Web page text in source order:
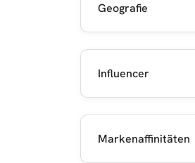
Geografie
Influencer
Markenaffinitäten